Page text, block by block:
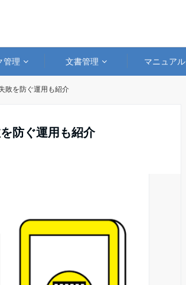
管理 文書管理 マニュアル
敗を防ぐ運用も紹介
防ぐ運用も紹介